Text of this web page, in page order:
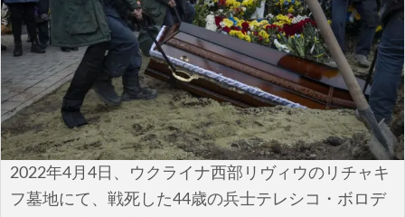
安全保障
ビジネス・経済
カルチャー
ポリシー
税制・予算
2022年4月4日、ウクライナ西部リヴィウのリチャキ
フ墓地にて、戦死した44歳の兵士テレシコ・ボロデ